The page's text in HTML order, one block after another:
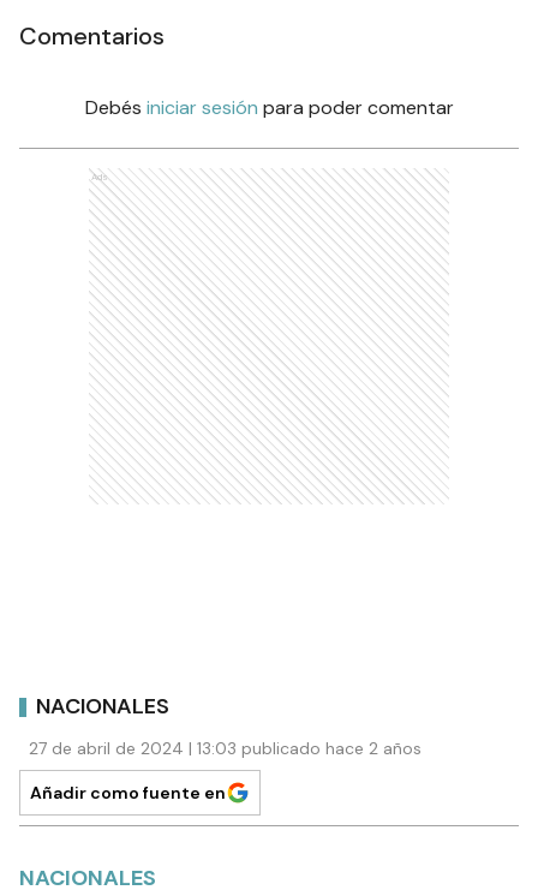
Comentarios
Debés iniciar sesión para poder comentar
Ads
NACIONALES
27 de abril de 2024 | 13:03 publicado hace 2 años
Añadir como fuente en
NACIONALES